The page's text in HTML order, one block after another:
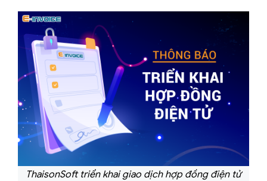
ThaisonSoft triển khai giao dịch hợp đồng điện tử